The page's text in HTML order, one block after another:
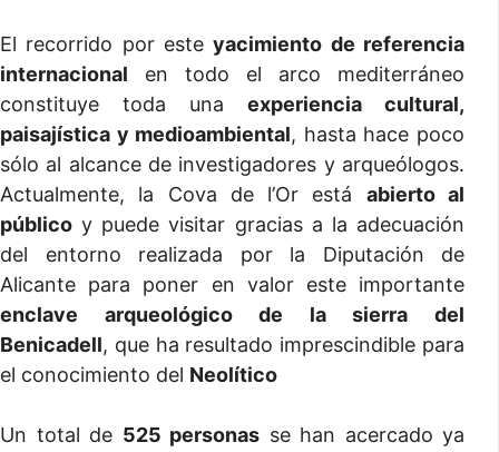
El recorrido por esteyacimiento de referencia
internacional en todo el arco mediterráneo
constituye toda una experiencia cultural,
paisajística y medioambiental, hasta hace poco
sólo al alcance de investigadores y arqueólogos.
Actualmente, la Cova de l’Or está abierto al
público y puede visitar gracias a la adecuación
del entorno realizada por la Diputación de
Alicante para poner en valor este importante
enclave arqueológico de la sierra del
Benicadell, que ha resultado imprescindible para
el conocimiento del Neolítico
Un total de 525 personas se han acercado ya